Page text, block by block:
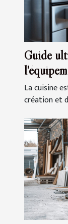
Guide
La cuisine
création et